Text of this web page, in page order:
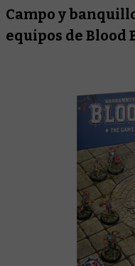
Campo y
equipos de Blood